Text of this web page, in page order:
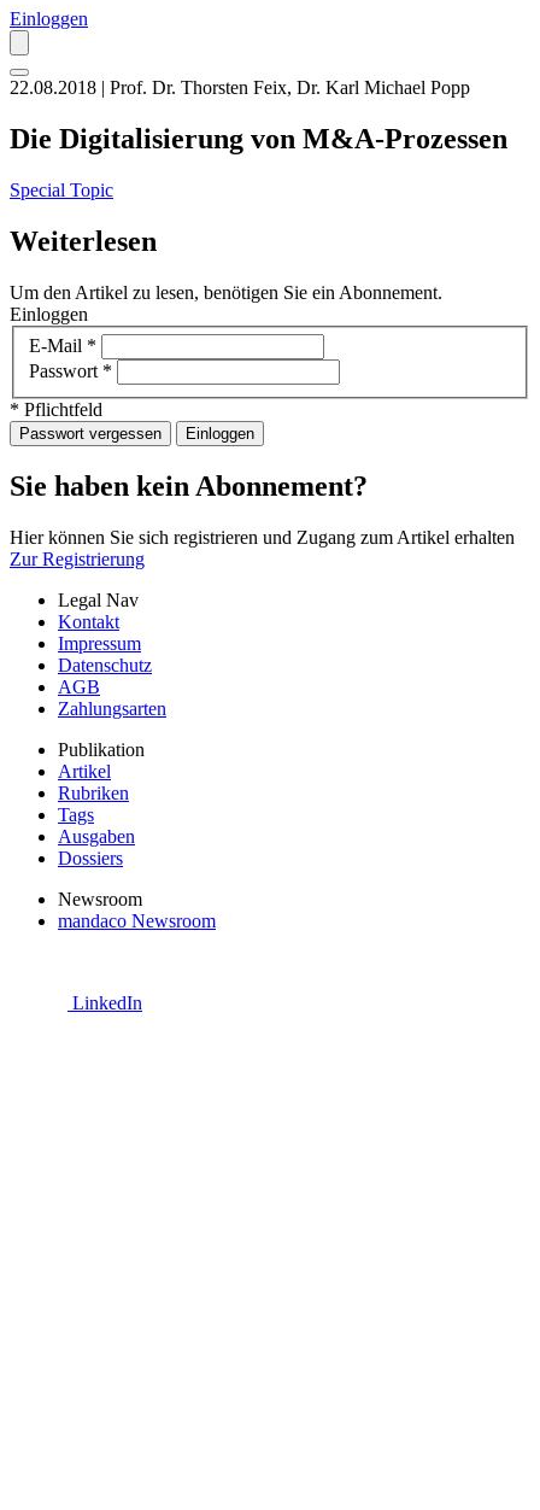
Einloggen
22.08.2018 | Prof. Dr. Thorsten Feix, Dr. Karl Michael Popp
Die Digitalisierung von M&A-Prozessen
Special Topic
Weiterlesen
Um den Artikel zu lesen, benötigen Sie ein Abonnement.
Einloggen
E-Mail *
Passwort *
* Pflichtfeld
Passwort vergessen Einloggen
Sie haben kein Abonnement?
Hier können Sie sich registrieren und Zugang zum Artikel erhalten
Zur Registrierung
Legal Nav
Kontakt
Impressum
Datenschutz
AGB
Zahlungsarten
Publikation
Artikel
Rubriken
Tags
Ausgaben
Dossiers
Newsroom
mandaco Newsroom
LinkedIn